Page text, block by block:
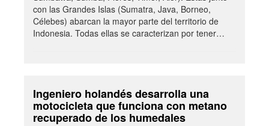
con las Grandes Islas (Sumatra, Java, Borneo,
Célebes) abarcan la mayor parte del territorio de
Indonesia. Todas ellas se caracterizan por tener…
Ingeniero holandés desarrolla una
motocicleta que funciona con metano
recuperado de los humedales